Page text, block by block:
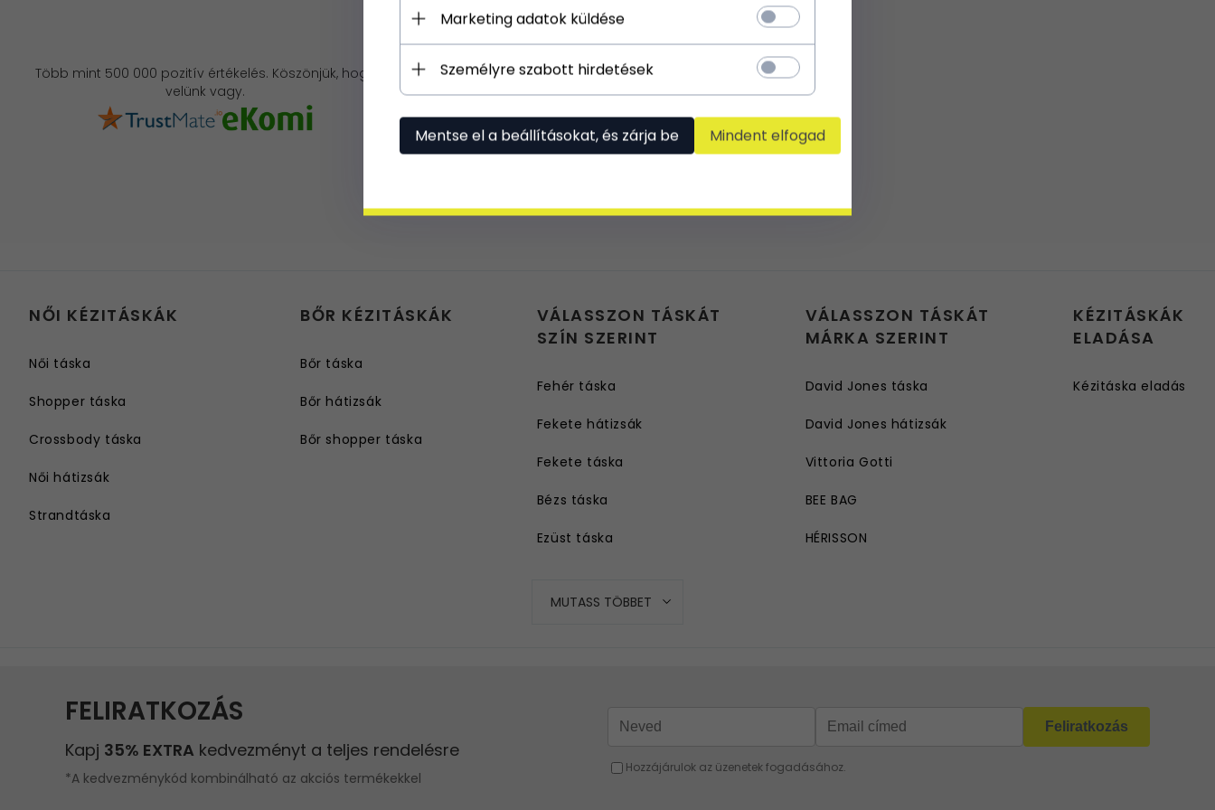
Több mint 500 000 pozitív értékelés. Köszönjük, hogy
velünk vagy.
NŐI KÉZITÁSKÁK
Női táska
Shopper táska
Crossbody táska
Női hátizsák
Strandtáska
Láncos táska
Kis táska
BŐR KÉZITÁSKÁK
Bőr táska
Bőr hátizsák
Bőr shopper táska
VÁLASSZON TÁSKÁT
SZÍN SZERINT
Fehér táska
Fekete hátizsák
Fekete táska
Bézs táska
Ezüst táska
Barna táska
VÁLASSZON TÁSKÁT
MÁRKA SZERINT
David Jones táska
David Jones hátizsák
Vittoria Gotti
BEE BAG
HÉRISSON
KÉZITÁSKÁK
ELADÁSA
Kézitáska eladás
MUTASS TÖBBET
Marketing adatok küldése
Személyre szabott hirdetések
Mentse el a beállításokat, és zárja be Mindent elfogad